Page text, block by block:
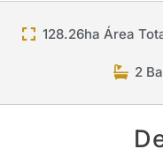
128.26ha Área
2